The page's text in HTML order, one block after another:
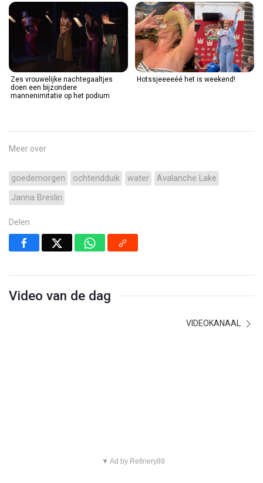
Zes vrouwelijke nachtegaaltjes
doen een bijzondere
mannenimitatie op het podium
Hotssjeeeeéé het is weekend!
Meer over
goedemorgen ochtendduik water
Avalanche Lake
Janna Breslin
Delen
Video van de dag
VIDEOKANAAL
▼ Ad by Refinery89